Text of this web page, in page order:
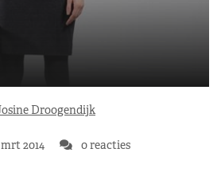
Droogendijk
mrt 2014 0 reacties